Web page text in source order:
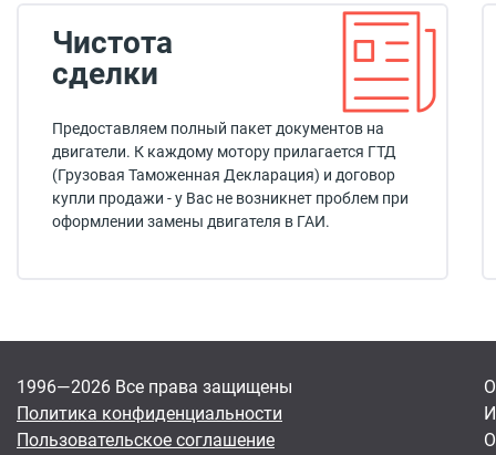
Чистота
сделки
Предоставляем полный пакет документов на
двигатели. К каждому мотору прилагается ГТД
(Грузовая Таможенная Декларация) и договор
купли продажи - у Вас не возникнет проблем при
оформлении замены двигателя в ГАИ.
1996—2026 Все права защищены
Политика конфиденциальности
Пользовательское соглашение